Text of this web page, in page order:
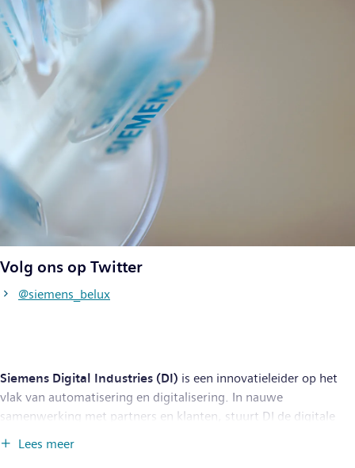
Volg ons op Twitter
@siemens_belux
Siemens Digital Industries (DI) is een innovatieleider op het
vlak van automatisering en digitalisering. In nauwe
samenwerking met partners en klanten, stuurt DI de digitale
Lees meer